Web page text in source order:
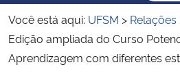
Ministério das Relações Exteriores
Ministério da Economia
Você está aqui: UFSM >
Edição ampliada do Curso
Aprendizagem com diferentes